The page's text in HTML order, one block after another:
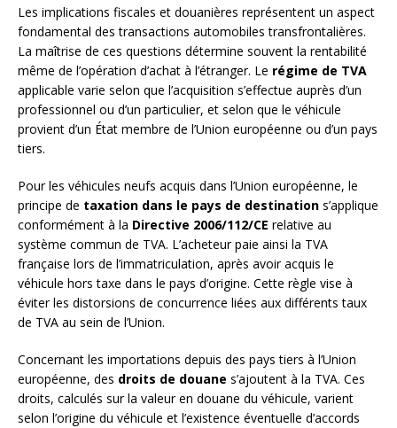
Les implications fiscales et douanières représentent un aspect
fondamental des transactions automobiles transfrontalières.
La maîtrise de ces questions détermine souvent la rentabilité
même de l’opération d’achat à l’étranger. Le régime de TVA
applicable varie selon que l’acquisition s’effectue auprès d’un
professionnel ou d’un particulier, et selon que le véhicule
provient d’un État membre de l’Union européenne ou d’un pays
tiers.
Pour les véhicules neufs acquis dans l’Union européenne, le
principe de taxation dans le pays de destination s’applique
conformément à la Directive 2006/112/CE relative au
système commun de TVA. L’acheteur paie ainsi la TVA
française lors de l’immatriculation, après avoir acquis le
véhicule hors taxe dans le pays d’origine. Cette règle vise à
éviter les distorsions de concurrence liées aux différents taux
de TVA au sein de l’Union.
Concernant les importations depuis des pays tiers à l’Union
européenne, des droits de douane s’ajoutent à la TVA. Ces
droits, calculés sur la valeur en douane du véhicule, varient
selon l’origine du véhicule et l’existence éventuelle d’accords